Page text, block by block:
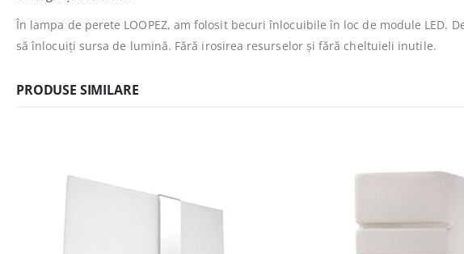
În lampa de perete LOOPEZ, am folosit becuri înlocuibile în loc de module LED.
să înlocuiți sursa de lumină. Fără irosirea resurselor și fără cheltuieli inutile.
PRODUSE SIMILARE